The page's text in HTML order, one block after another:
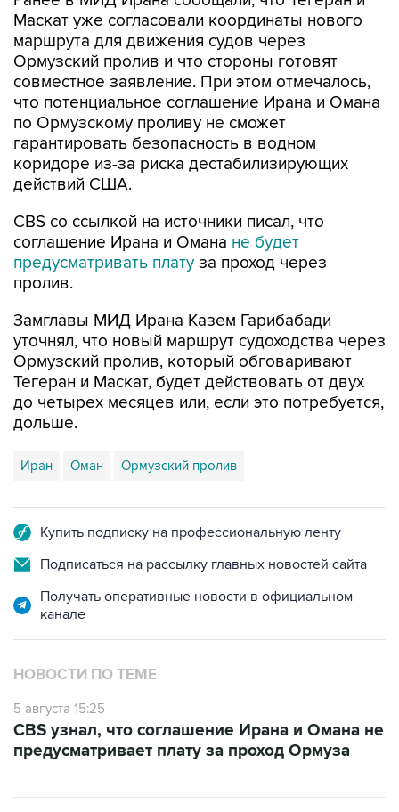
Маскат уже согласовали координаты нового
маршрута для движения судов через
Ормузский пролив и что стороны готовят
совместное заявление. При этом отмечалось,
что потенциальное соглашение Ирана и Омана
по Ормузскому проливу не сможет
гарантировать безопасность в водном
коридоре из-за риска дестабилизирующих
действий США.
CBS со ссылкой на источники писал, что
соглашение Ирана и Омана не будет
предусматривать плату за проход через
пролив.
Замглавы МИД Ирана Казем Гарибабади
уточнял, что новый маршрут судоходства через
Ормузский пролив, который обговаривают
Тегеран и Маскат, будет действовать от двух
до четырех месяцев или, если это потребуется,
дольше.
Иран Оман Ормузский пролив
Купить подписку на профессиональную ленту
Подписаться на рассылку главных новостей сайта
Получать оперативные новости в официальном
канале
НОВОСТИ ПО ТЕМЕ
5 августа 15:25
CBS узнал, что соглашение Ирана и Омана не
предусматривает плату за проход Ормуза